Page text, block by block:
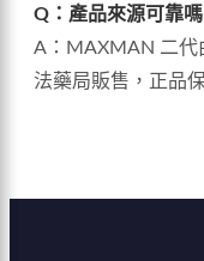
Q：產品來源可靠嗎
A：MAXMAN 二代
法藥局販售，正品